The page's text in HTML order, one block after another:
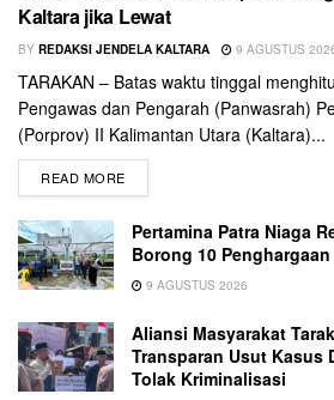
Kaltara jika Lewat
BY REDAKSI JENDELA KALTARA 9 AGUSTUS
TARAKAN – Batas waktu tinggal
Pengawas dan Pengarah (Panwasrah)
(Porprov) II Kalimantan Utara (Kaltara)...
READ MORE
Pertamina Patra Niaga
Borong 10 Penghargaan
9 AGUSTUS 2026
Aliansi Masyarakat
Transparan Usut Kasus
Tolak Kriminalisasi